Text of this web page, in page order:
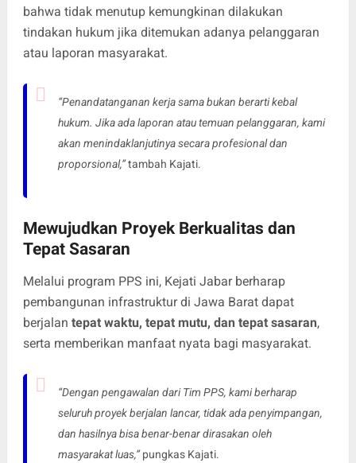
bahwa tidak menutup kemungkinan dilakukan
tindakan hukum jika ditemukan adanya pelanggaran
atau laporan masyarakat.
“Penandatanganan kerja sama bukan berarti kebal
hukum. Jika ada laporan atau temuan pelanggaran, kami
akan menindaklanjutinya secara profesional dan
proporsional,”tambah Kajati.
Mewujudkan Proyek Berkualitas dan
Tepat Sasaran
Melalui program PPS ini, Kejati Jabar berharap
pembangunan infrastruktur di Jawa Barat dapat
berjalan tepat waktu, tepat mutu, dan tepat sasaran,
serta memberikan manfaat nyata bagi masyarakat.
“Dengan pengawalan dari Tim PPS, kami berharap
seluruh proyek berjalan lancar, tidak ada penyimpangan,
dan hasilnya bisa benar-benar dirasakan oleh
masyarakat luas,”pungkas Kajati.